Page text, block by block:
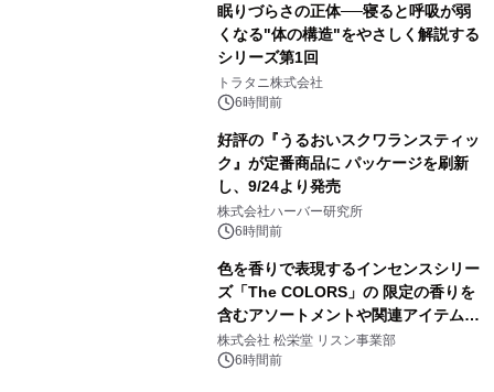
眠りづらさの正体──寝ると呼吸が弱
くなる"体の構造"をやさしく解説する
シリーズ第1回
トラタニ株式会社
6時間前
好評の『うるおいスクワランスティッ
ク』が定番商品に パッケージを刷新
し、9/24より発売
株式会社ハーバー研究所
6時間前
色を香りで表現するインセンスシリー
ズ「The COLORS」の 限定の香りを
含むアソートメントや関連アイテムを
8月6日発売
株式会社 松栄堂 リスン事業部
6時間前